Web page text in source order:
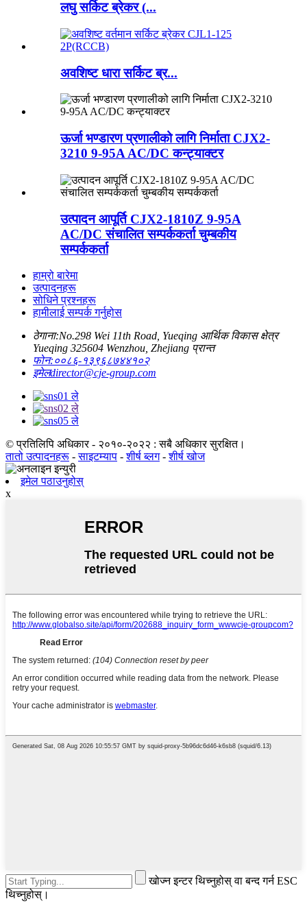
लघु सर्किट ब्रेकर (...
अवशिष्ट धारा सर्किट ब्र...
ऊर्जा भण्डारण प्रणालीको लागि निर्माता CJX2-
3210 9-95A AC/DC कन्ट्याक्टर
उत्पादन आपूर्ति CJX2-1810Z 9-95A
AC/DC संचालित सम्पर्ककर्ता चुम्बकीय
सम्पर्ककर्ता
हाम्रो बारेमा
उत्पादनहरू
सोधिने प्रश्नहरू
हामीलाई सम्पर्क गर्नुहोस
ठेगाना:No.298 Wei 11th Road, Yueqing आर्थिक विकास क्षेत्र
Yueqing 325604 Wenzhou, Zhejiang प्रान्त
फोन:००८६-१३९६८७४४१०२
इमेलdirector@cje-group.com
© प्रतिलिपि अधिकार - २०१०-२०२२ : सबै अधिकार सुरक्षित।
तातो उत्पादनहरू -साइटम्याप -शीर्ष ब्लग-शीर्ष खोज
इमेल पठाउनुहोस्
x
खोज्न इन्टर थिच्नुहोस् वा बन्द गर्न ESC
थिच्नुहोस्।